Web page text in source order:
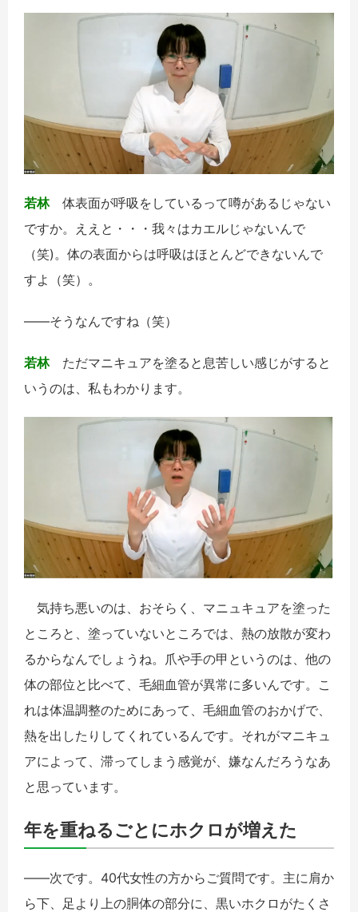
若林体表面が呼吸をしているって噂があるじゃない
ですか。ええと・・・我々はカエルじゃないんで
（笑)。体の表面からは呼吸はほとんどできないんで
すよ（笑）。
――そうなんですね（笑）
若林ただマニキュアを塗ると息苦しい感じがすると
いうのは、私もわかります。
気持ち悪いのは、おそらく、マニュキュアを塗った
ところと、塗っていないところでは、熱の放散が変わ
るからなんでしょうね。爪や手の甲というのは、他の
体の部位と比べて、毛細血管が異常に多いんです。こ
れは体温調整のためにあって、毛細血管のおかげで、
熱を出したりしてくれているんです。それがマニキュ
アによって、滞ってしまう感覚が、嫌なんだろうなあ
と思っています。
年を重ねるごとにホクロが増えた
――次です。40代女性の方からご質問です。主に肩か
ら下、足より上の胴体の部分に、黒いホクロがたくさ